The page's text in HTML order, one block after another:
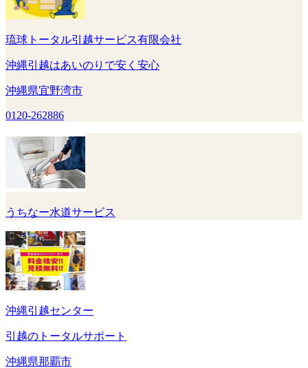
琉球トータル引越サービス有限会社
沖縄引越はあいのりで安く安心
沖縄県宜野湾市
0120-262886
うちなー水道サービス
沖縄引越センター
引越のトータルサポート
沖縄県那覇市